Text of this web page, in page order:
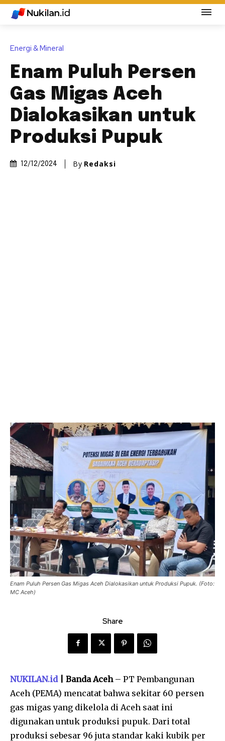
Energi & Mineral
Enam Puluh Persen
Gas Migas Aceh
Dialokasikan untuk
Produksi Pupuk
12/12/2024 By Redaksi
Enam Puluh Persen Gas Migas Aceh Dialokasikan untuk Produksi Pupuk. (Foto:
MC Aceh)
Share
NUKILAN.id| Banda Aceh– PT Pembangunan
Aceh (PEMA) mencatat bahwa sekitar 60 persen
gas migas yang dikelola di Aceh saat ini
digunakan untuk produksi pupuk. Dari total
produksi sebesar 96 juta standar kaki kubik per